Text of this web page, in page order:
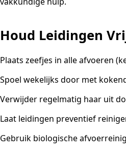
Houd Leidingen
Plaats zeefjes in alle afvoeren
Spoel wekelijks door met
Verwijder regelmatig haar uit
Laat leidingen preventief
Gebruik biologische